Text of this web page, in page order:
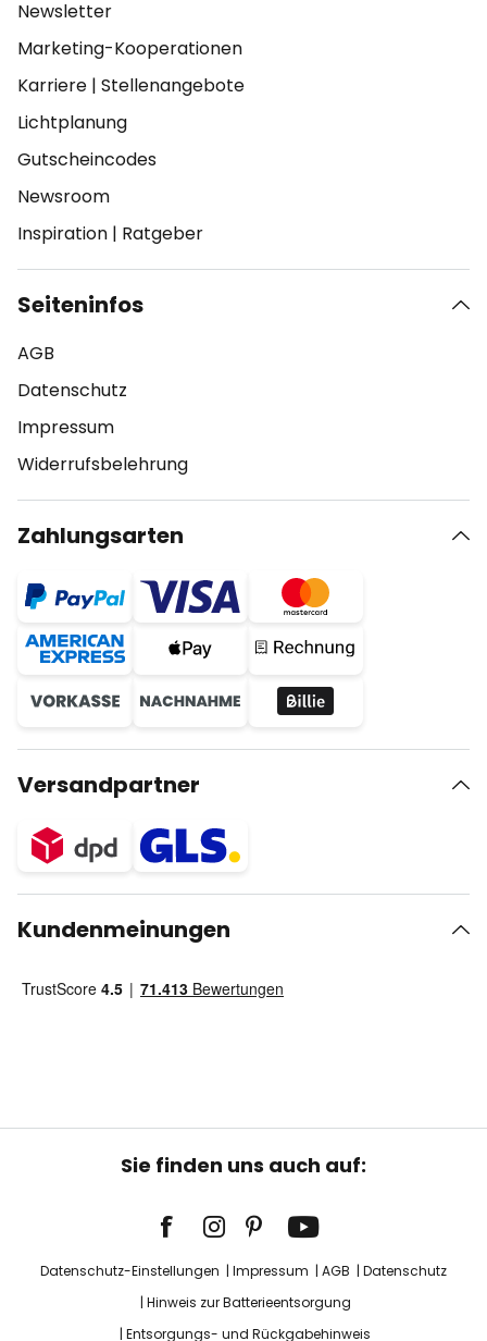
Newsletter
Marketing-Kooperationen
Karriere | Stellenangebote
Lichtplanung
Gutscheincodes
Newsroom
Inspiration | Ratgeber
Seiteninfos
AGB
Datenschutz
Impressum
Widerrufsbelehrung
Zahlungsarten
Versandpartner
Kundenmeinungen
Sie finden uns auch auf:
Datenschutz-Einstellungen Impressum AGB
Datenschutz
Hinweis zur Batterieentsorgung
Entsorgungs- und Rückgabehinweis